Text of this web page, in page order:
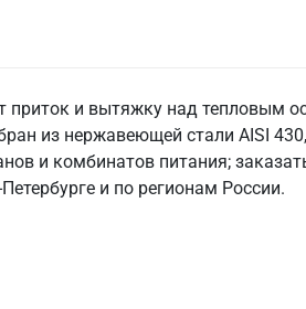
приток и вытяжку над тепловым
из нержавеющей стали AISI
и комбинатов питания;
и по регионам России.